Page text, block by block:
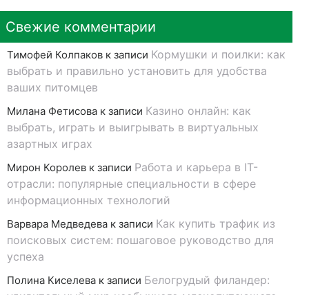
Свежие комментарии
Тимофей Колпаков к записи Кормушки и поилки: как
выбрать и правильно установить для удобства
ваших питомцев
Милана Фетисова к записи Казино онлайн: как
выбрать, играть и выигрывать в виртуальных
азартных играх
Мирон Королев к записи Работа и карьера в IT-
отрасли: популярные специальности в сфере
информационных технологий
Варвара Медведева к записи Как купить трафик из
поисковых систем: пошаговое руководство для
успеха
Полина Киселева к записи Белогрудый филандер: